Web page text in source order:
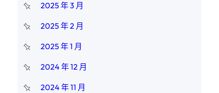
2025 年 3 月
2025 年 2 月
2025 年 1 月
2024 年 12 月
2024 年 11 月